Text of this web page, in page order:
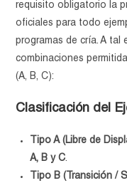
requisito obligatorio la
oficiales para todo
programas de cría. A
combinaciones
(A, B, C):
Clasificación del
Tipo A (Libre de
A, B y C.
Tipo B (Transición /